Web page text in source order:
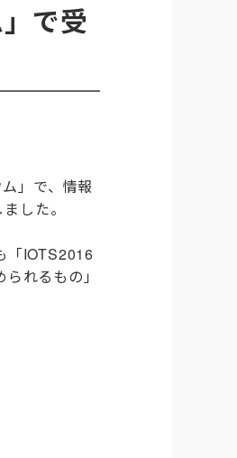
で受
」で、情報
した。
「IOTS2016
れるもの」